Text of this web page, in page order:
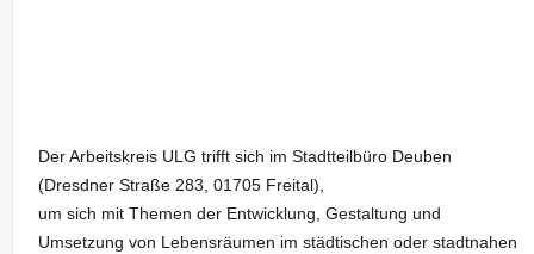
Der Arbeitskreis ULG trifft sich im Stadtteilbüro Deuben
(Dresdner Straße 283, 01705 Freital),
um sich mit Themen der Entwicklung, Gestaltung und
Umsetzung von Lebensräumen im städtischen oder stadtnahen